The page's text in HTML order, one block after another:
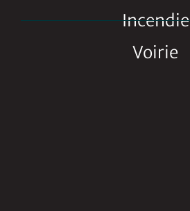
Incendie
Voirie